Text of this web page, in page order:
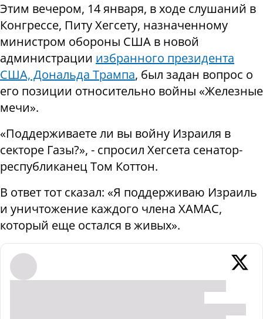
Этим вечером, 14 января, в ходе слушаний в
Конгрессе, Питу Хегсету, назначенному
министром обороны США в новой
администрации избранного президента
США, Дональда Трампа, был задан вопрос о
его позиции относительно войны «Железные
мечи».
«Поддерживаете ли вы войну Израиля в
секторе Газы?», - спросил Хегсета сенатор-
республиканец Том Коттон.
В ответ тот сказал: «Я поддерживаю Израиль
и уничтожение каждого члена ХАМАС,
который еще остался в живых».